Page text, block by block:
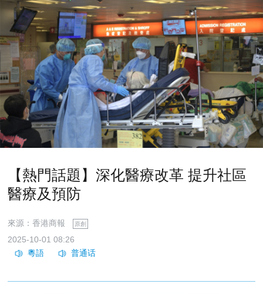
【熱門話題】深化醫療改革 提升社區
醫療及預防
來源：香港商報 原創
2025-10-01 08:26